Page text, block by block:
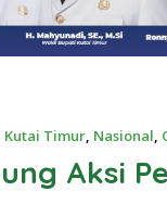
Kutai Timur, Nasional,
Aksi